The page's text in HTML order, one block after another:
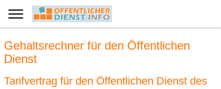
Gehaltsrechner für den Öffentlichen
Dienst
Tarifvertrag für den Öffentlichen Dienst des